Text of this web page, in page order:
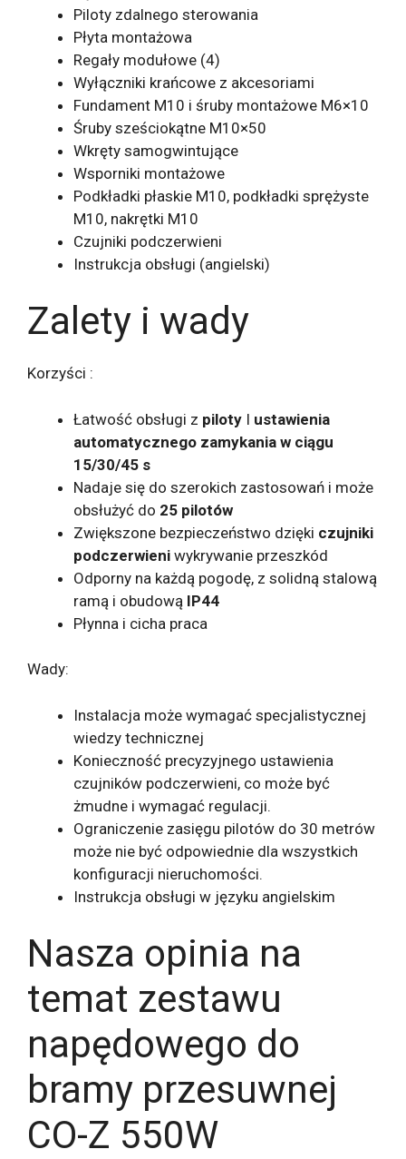
Piloty zdalnego sterowania
Płyta montażowa
Regały modułowe (4)
Wyłączniki krańcowe z akcesoriami
Fundament M10 i śruby montażowe M6×10
Śruby sześciokątne M10×50
Wkręty samogwintujące
Wsporniki montażowe
Podkładki płaskie M10, podkładki sprężyste
M10, nakrętki M10
Czujniki podczerwieni
Instrukcja obsługi (angielski)
Zalety i wady
Korzyści :
Łatwość obsługi z piloty I ustawienia
automatycznego zamykania w ciągu
15/30/45 s
Nadaje się do szerokich zastosowań i może
obsłużyć do 25 pilotów
Zwiększone bezpieczeństwo dzięki czujniki
podczerwieni wykrywanie przeszkód
Odporny na każdą pogodę, z solidną stalową
ramą i obudową IP44
Płynna i cicha praca
Wady:
Instalacja może wymagać specjalistycznej
wiedzy technicznej
Konieczność precyzyjnego ustawienia
czujników podczerwieni, co może być
żmudne i wymagać regulacji.
Ograniczenie zasięgu pilotów do 30 metrów
może nie być odpowiednie dla wszystkich
konfiguracji nieruchomości.
Instrukcja obsługi w języku angielskim
Nasza opinia na
temat zestawu
napędowego do
bramy przesuwnej
CO-Z 550W